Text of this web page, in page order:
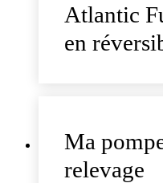
Atlantic
en
Ma
relevage